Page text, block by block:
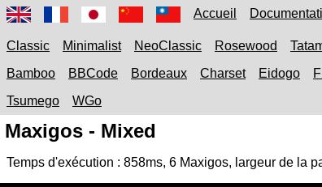
Accueil
Classic Minimalist NeoClassic Rosewood
Bamboo
BBCode Bordeaux Charset Eidogo
Tsumego
WGo
Maxigos - Mixed
Temps d'exécution : 858ms, 6 Maxigos, largeur de la